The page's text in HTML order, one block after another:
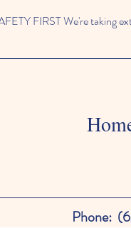
FIRST We're taking
Phone: